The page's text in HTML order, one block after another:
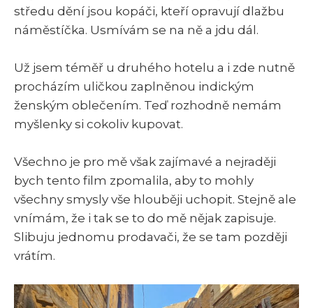
středu dění jsou kopáči, kteří opravují dlažbu
náměstíčka. Usmívám se na ně a jdu dál.
Už jsem téměř u druhého hotelu a i zde nutně
procházím uličkou zaplněnou indickým
ženským oblečením. Teď rozhodně nemám
myšlenky si cokoliv kupovat.
Všechno je pro mě však zajímavé a nejraději
bych tento film zpomalila, aby to mohly
všechny smysly vše hlouběji uchopit. Stejně ale
vnímám, že i tak se to do mě nějak zapisuje.
Slibuju jednomu prodavači, že se tam později
vrátím.